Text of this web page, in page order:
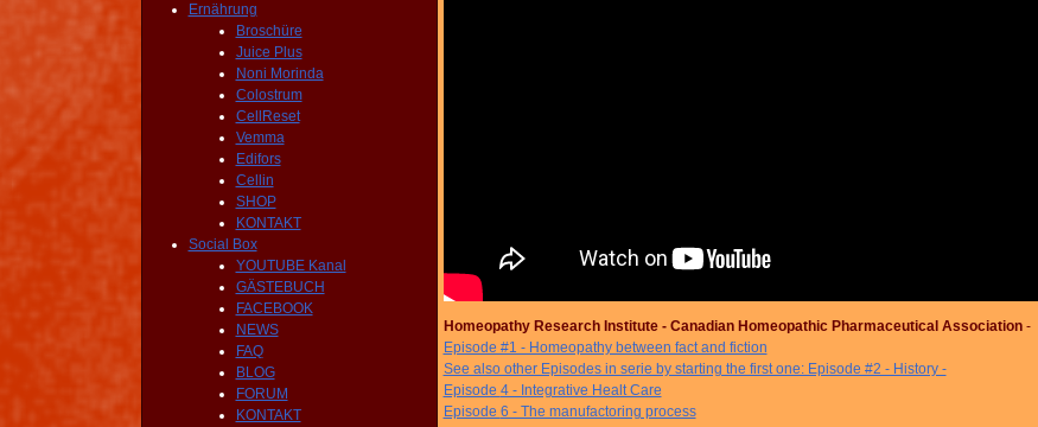
Ernährung
Broschüre
Juice Plus
Noni Morinda
Colostrum
CellReset
Vemma
Edifors
Cellin
SHOP
KONTAKT
Social Box
YOUTUBE Kanal
GÄSTEBUCH
FACEBOOK
NEWS
FAQ
BLOG
FORUM
KONTAKT
Homeopathy Research Institute - Canadian Homeopathic Pharmaceutical Association-
Episode #1 - Homeopathy between fact and fiction
See also other Episodes in serie by starting the first one: Episode #2 - History -
Episode 4 - Integrative Healt Care
Episode 6 - The manufactoring process